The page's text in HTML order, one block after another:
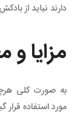
دارند نباید از
مزایا
به صورت کلی
مورد استفاده قرار